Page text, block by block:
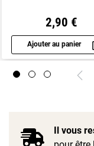
2,90 €
Ajouter au panier
Aperçu
Il vous